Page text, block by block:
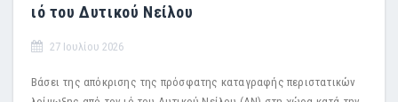
ιό του Δυτικού Νείλου
27 Ιουλίου 2026
Βάσει της απόκρισης της πρόσφατης καταγραφής περιστατικών